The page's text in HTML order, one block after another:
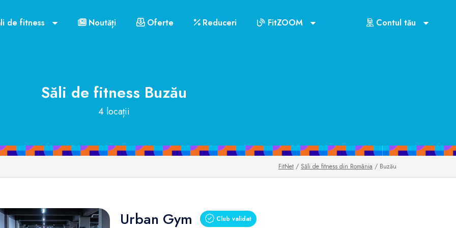
de fitness Noutăți Oferte Reduceri FitZOOM Contul tău
Săli de fitness Buzău
4 locații
FitNet / Săli de fitness din România / Buzău
Urban Gym Club validat